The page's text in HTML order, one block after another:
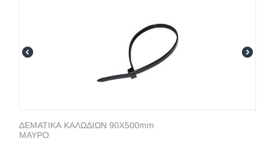
ΔΕΜΑΤΙΚΑ ΚΑΛΩΔΙΩΝ 90X500mm
ΜΑΥΡΟ